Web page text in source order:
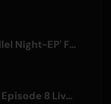
BILLY BOO Releases 'Parallel Night-EP' Featuring TV Drama Theme Song
BanG Dream! Yume∞Mita Episode 8 Live Clip Released